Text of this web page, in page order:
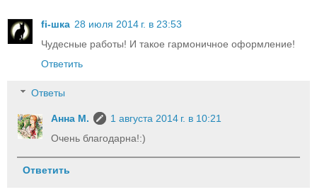
fi-шка 28 июля 2014 г. в 23:53
Чудесные работы! И такое гармоничное оформление!
Ответить
Ответы
Анна М.
1 августа 2014 г. в 10:21
Очень благодарна!:)
Ответить